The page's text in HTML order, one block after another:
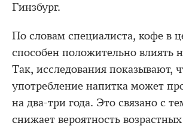
Гинзбург.
По словам специалиста, кофе в
способен положительно влиять
Так, исследования показывают,
употребление напитка может
на два-три года. Это связано с
снижает вероятность